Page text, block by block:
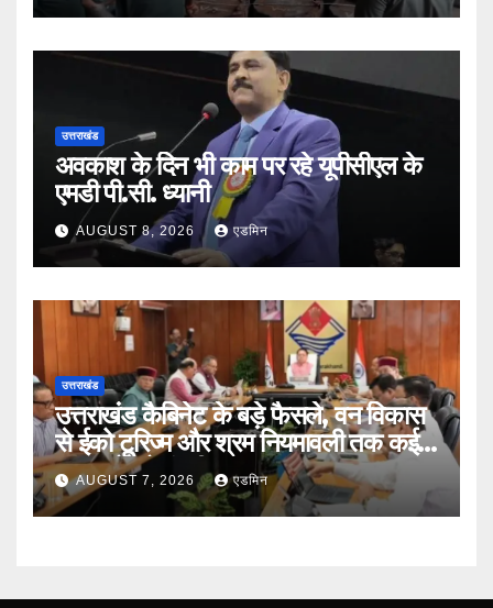
उत्तराखंड
अवकाश के दिन भी काम पर रहे यूपीसीएल के
एमडी पी.सी. ध्यानी
AUGUST 8, 2026 एडमिन
उत्तराखंड
उत्तराखंड कैबिनेट के बड़े फैसले, वन विकास
से ईको टूरिज्म और श्रम नियमावली तक कई
प्रस्तावों को मंजूरी
AUGUST 7, 2026 एडमिन